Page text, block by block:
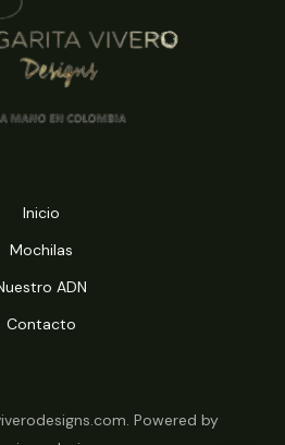
Inicio
Mochilas
ADN
Contacto
Powered by